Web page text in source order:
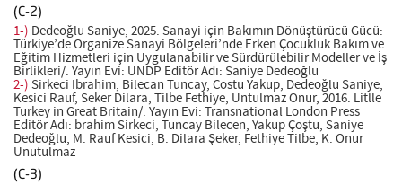
(C-2)
1-) Dedeoğlu Saniye, 2025. Sanayi için Bakımın Dönüştürücü Gücü:
Türkiye’de Organize Sanayi Bölgeleri’nde Erken Çocukluk Bakım ve
Eğitim Hizmetleri için Uygulanabilir ve Sürdürülebilir Modeller ve İş
Birlikleri/. Yayın Evi: UNDP Editör Adı: Saniye Dedeoğlu
2-) Sirkeci Ibrahim, Bilecan Tuncay, Costu Yakup, Dedeoğlu Saniye,
Kesici Rauf, Seker Dilara, Tilbe Fethiye, Untulmaz Onur, 2016. Litlle
Turkey in Great Britain/. Yayın Evi: Transnational London Press
Editör Adı: brahim Sirkeci, Tuncay Bilecen, Yakup Çoştu, Saniye
Dedeoğlu, M. Rauf Kesici, B. Dilara Şeker, Fethiye Tilbe, K. Onur
Unutulmaz
(C-3)